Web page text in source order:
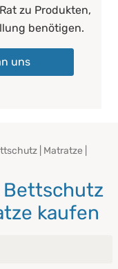
zu Produkten,
benötigen.
uns
| Matratze |
Bettschutz
kaufen